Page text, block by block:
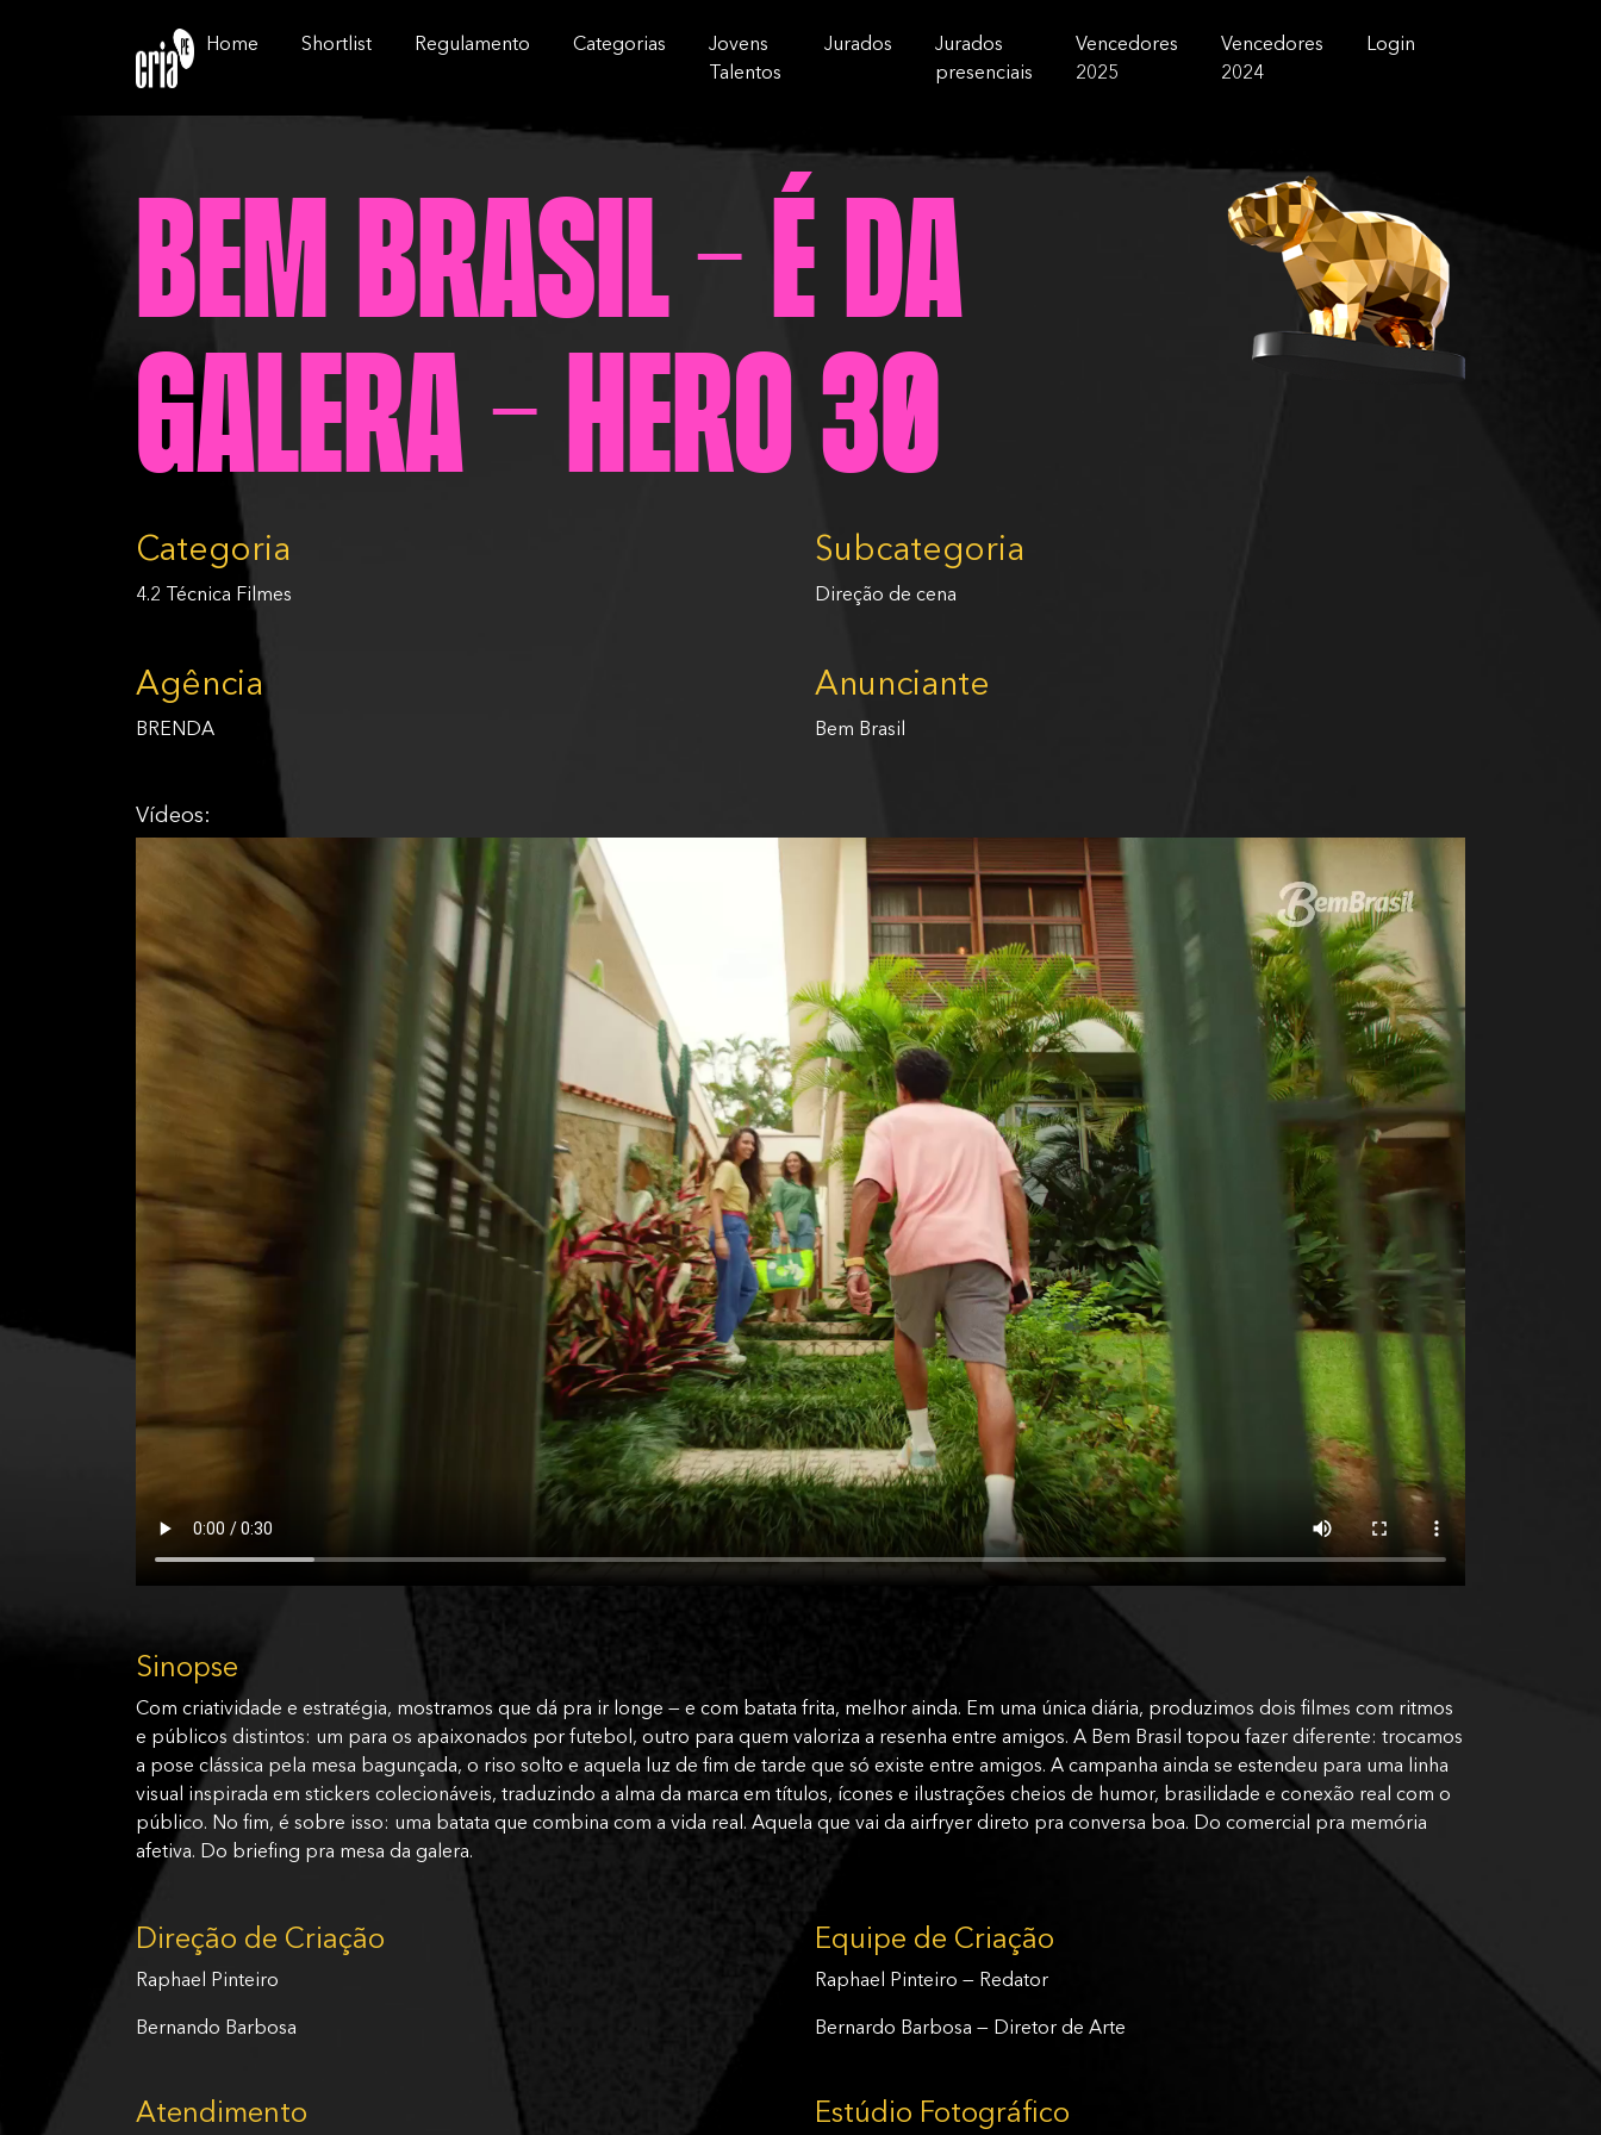
Home Shortlist Regulamento Categorias
Jovens
Talentos
Jurados
Jurados
presenciais
Vencedores
2025
Vencedores
2024
Login
BEM BRASIL - É DA
GALERA - HERO 30
Categoria
4.2 Técnica Filmes
Subcategoria
Direção de cena
Agência
BRENDA
Anunciante
Bem Brasil
Vídeos:
Sinopse
Com criatividade e estratégia, mostramos que dá pra ir longe — e com batata frita, melhor ainda. Em uma única diária, produzimos dois filmes com ritmos
e públicos distintos: um para os apaixonados por futebol, outro para quem valoriza a resenha entre amigos. A Bem Brasil topou fazer diferente: trocamos
a pose clássica pela mesa bagunçada, o riso solto e aquela luz de fim de tarde que só existe entre amigos. A campanha ainda se estendeu para uma linha
visual inspirada em stickers colecionáveis, traduzindo a alma da marca em títulos, ícones e ilustrações cheios de humor, brasilidade e conexão real com o
público. No fim, é sobre isso: uma batata que combina com a vida real. Aquela que vai da airfryer direto pra conversa boa. Do comercial pra memória
afetiva. Do briefing pra mesa da galera.
Direção de Criação
Raphael Pinteiro
Bernando Barbosa
Equipe de Criação
Raphael Pinteiro — Redator
Bernardo Barbosa — Diretor de Arte
Atendimento Estúdio Fotográfico